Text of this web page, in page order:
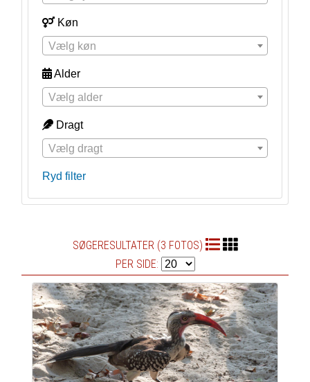
Køn
Vælg køn
Alder
Vælg alder
Dragt
Vælg dragt
Ryd filter
SØGERESULTATER (3 FOTOS)
PER SIDE: